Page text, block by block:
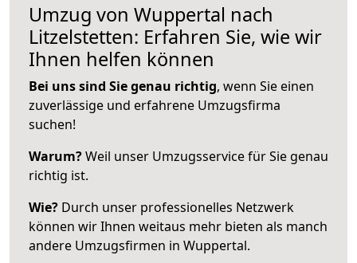
Umzug von Wuppertal nach
Litzelstetten: Erfahren Sie, wie wir
Ihnen helfen können
Bei uns sind Sie genau richtig, wenn Sie einen
zuverlässige und erfahrene Umzugsfirma
suchen!
Warum?Weil unser Umzugsservice für Sie genau
richtig ist.
Wie? Durch unser professionelles Netzwerk
können wir Ihnen weitaus mehr bieten als manch
andere Umzugsfirmen in Wuppertal.